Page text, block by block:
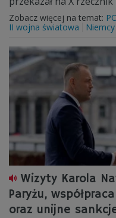
Zobacz więcej na temat:
II wojna światowa
Niemcy
Wizyty Karola
Paryżu,
oraz unijne